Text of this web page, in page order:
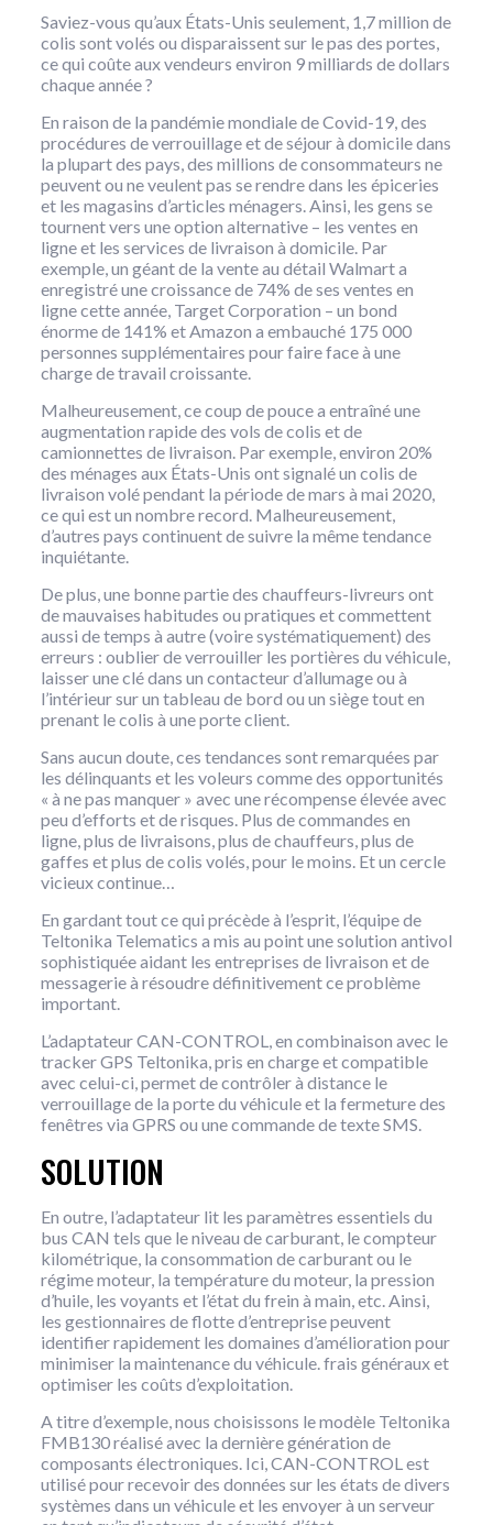
Saviez-vous qu’aux États-Unis seulement, 1,7 million de
colis sont volés ou disparaissent sur le pas des portes,
ce qui coûte aux vendeurs environ 9 milliards de dollars
chaque année ?
En raison de la pandémie mondiale de Covid-19, des
procédures de verrouillage et de séjour à domicile dans
la plupart des pays, des millions de consommateurs ne
peuvent ou ne veulent pas se rendre dans les épiceries
et les magasins d’articles ménagers. Ainsi, les gens se
tournent vers une option alternative – les ventes en
ligne et les services de livraison à domicile. Par
exemple, un géant de la vente au détail Walmart a
enregistré une croissance de 74% de ses ventes en
ligne cette année, Target Corporation – un bond
énorme de 141% et Amazon a embauché 175 000
personnes supplémentaires pour faire face à une
charge de travail croissante.
Malheureusement, ce coup de pouce a entraîné une
augmentation rapide des vols de colis et de
camionnettes de livraison. Par exemple, environ 20%
des ménages aux États-Unis ont signalé un colis de
livraison volé pendant la période de mars à mai 2020,
ce qui est un nombre record. Malheureusement,
d’autres pays continuent de suivre la même tendance
inquiétante.
De plus, une bonne partie des chauffeurs-livreurs ont
de mauvaises habitudes ou pratiques et commettent
aussi de temps à autre (voire systématiquement) des
erreurs : oublier de verrouiller les portières du véhicule,
laisser une clé dans un contacteur d’allumage ou à
l’intérieur sur un tableau de bord ou un siège tout en
prenant le colis à une porte client.
Sans aucun doute, ces tendances sont remarquées par
les délinquants et les voleurs comme des opportunités
« à ne pas manquer » avec une récompense élevée avec
peu d’efforts et de risques. Plus de commandes en
ligne, plus de livraisons, plus de chauffeurs, plus de
gaffes et plus de colis volés, pour le moins. Et un cercle
vicieux continue…
En gardant tout ce qui précède à l’esprit, l’équipe de
Teltonika Telematics a mis au point une solution antivol
sophistiquée aidant les entreprises de livraison et de
messagerie à résoudre définitivement ce problème
important.
L’adaptateur CAN-CONTROL, en combinaison avec le
tracker GPS Teltonika, pris en charge et compatible
avec celui-ci, permet de contrôler à distance le
verrouillage de la porte du véhicule et la fermeture des
fenêtres via GPRS ou une commande de texte SMS.
SOLUTION
En outre, l’adaptateur lit les paramètres essentiels du
bus CAN tels que le niveau de carburant, le compteur
kilométrique, la consommation de carburant ou le
régime moteur, la température du moteur, la pression
d’huile, les voyants et l’état du frein à main, etc. Ainsi,
les gestionnaires de flotte d’entreprise peuvent
identifier rapidement les domaines d’amélioration pour
minimiser la maintenance du véhicule. frais généraux et
optimiser les coûts d’exploitation.
A titre d’exemple, nous choisissons le modèle Teltonika
FMB130 réalisé avec la dernière génération de
composants électroniques. Ici, CAN-CONTROL est
utilisé pour recevoir des données sur les états de divers
systèmes dans un véhicule et les envoyer à un serveur